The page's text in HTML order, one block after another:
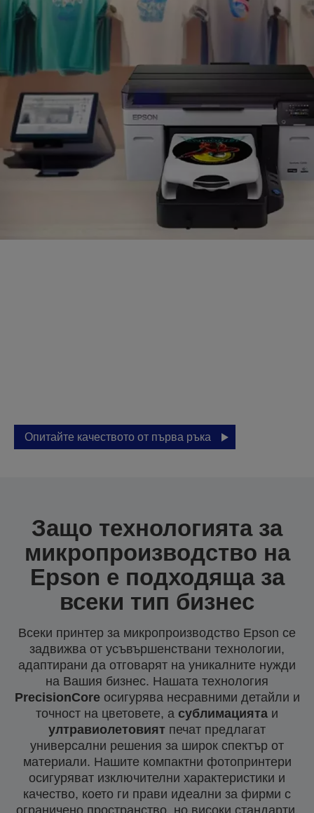
Опитайте качеството от първа ръка
Защо технологията за
микропроизводство на
Epson е подходяща за
всеки тип бизнес
Всеки принтер за микропроизводство Epson се
задвижва от усъвършенствани технологии,
адаптирани да отговарят на уникалните нужди
на Вашия бизнес. Нашата технология
PrecisionCoreосигурява несравними детайли и
точност на цветовете, а сублимацията и
ултравиолетовият печат предлагат
универсални решения за широк спектър от
материали. Нашите компактни фотопринтери
осигуряват изключителни характеристики и
качество, което ги прави идеални за фирми с